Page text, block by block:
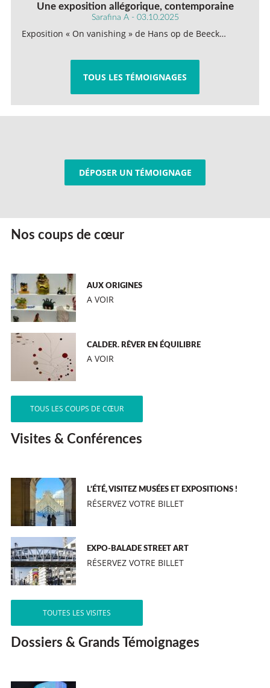
Une exposition allégorique, contemporaine
Sarafina A - 03.10.2025
Exposition « On vanishing » de Hans op de Beeck…
TOUS LES TÉMOIGNAGES
DÉPOSER UN TÉMOIGNAGE
Nos coups de cœur
AUX ORIGINES
A VOIR
CALDER. RÊVER EN ÉQUILIBRE
A VOIR
TOUS LES COUPS DE CŒUR
Visites & Conférences
L’ÉTÉ, VISITEZ MUSÉES ET EXPOSITIONS !
RÉSERVEZ VOTRE BILLET
EXPO-BALADE STREET ART
RÉSERVEZ VOTRE BILLET
TOUTES LES VISITES
Dossiers & Grands Témoignages